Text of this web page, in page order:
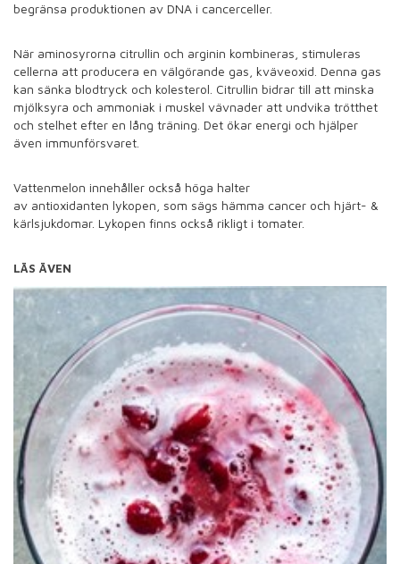
begränsa produktionen av DNA i cancerceller.
När aminosyrorna citrullin och arginin kombineras, stimuleras
cellerna att producera en välgörande gas, kväveoxid. Denna gas
kan sänka blodtryck och kolesterol. Citrullin bidrar till att minska
mjölksyra och ammoniak i muskel vävnader att undvika trötthet
och stelhet efter en lång träning. Det ökar energi och hjälper
även immunförsvaret.
Vattenmelon innehåller också höga halter
av antioxidanten lykopen, som sägs hämma cancer och hjärt- &
kärlsjukdomar. Lykopen finns också rikligt i tomater.
LÄS ÄVEN